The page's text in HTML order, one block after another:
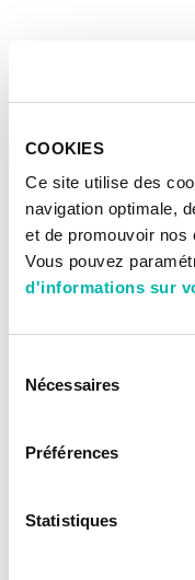
COOKIES
Ce site utilise des
navigation optimale,
et de promouvoir nos
Vous pouvez
d'informations sur
Nécessaires
Préférences
Statistiques